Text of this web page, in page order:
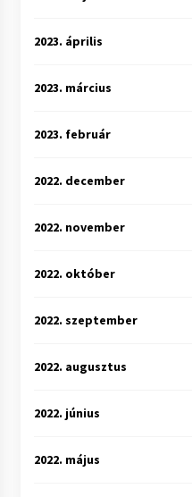
2023. április
2023. március
2023. február
2022. december
2022. november
2022. október
2022. szeptember
2022. augusztus
2022. június
2022. május